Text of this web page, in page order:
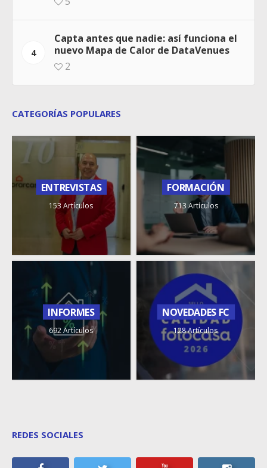
4
Capta antes que nadie: así funciona el
nuevo Mapa de Calor de DataVenues
2
CATEGORÍAS POPULARES
ENTREVISTAS
153 Artículos
FORMACIÓN
713 Artículos
INFORMES
692 Artículos
NOVEDADES FC
128 Artículos
REDES SOCIALES